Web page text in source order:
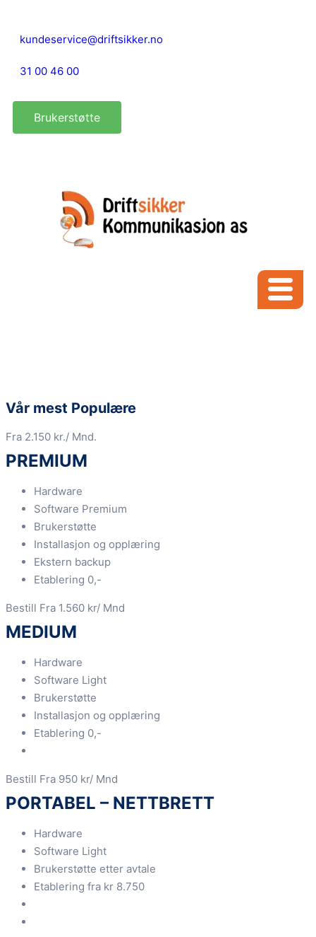
kundeservice@driftsikker.no
31 00 46 00
Brukerstøtte
Vår mest Populære
Fra 2.150 kr./ Mnd.
PREMIUM
Hardware
Software Premium
Brukerstøtte
Installasjon og opplæring
Ekstern backup
Etablering 0,-
Bestill Fra 1.560 kr/ Mnd
MEDIUM
Hardware
Software Light
Brukerstøtte
Installasjon og opplæring
Etablering 0,-
Bestill Fra 950 kr/ Mnd
PORTABEL – NETTBRETT
Hardware
Software Light
Brukerstøtte etter avtale
Etablering fra kr 8.750